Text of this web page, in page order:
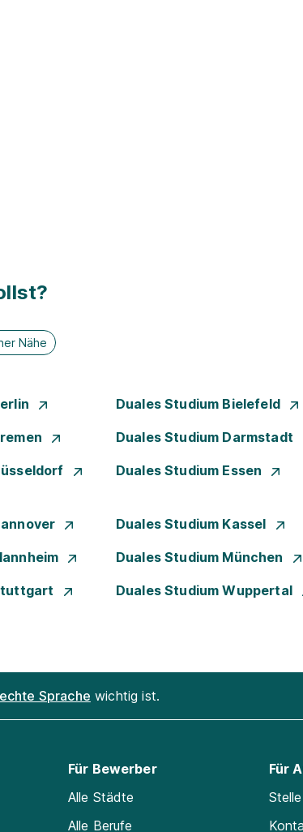
Nähe
Duales Studium Bielefeld
Duales Studium Darmstadt
Duales Studium Essen
Duales Studium Kassel
Duales Studium München
Duales Studium Wuppertal
Sprache wichtig ist.
Für Bewerber
Alle Städte
Alle Berufe
Für